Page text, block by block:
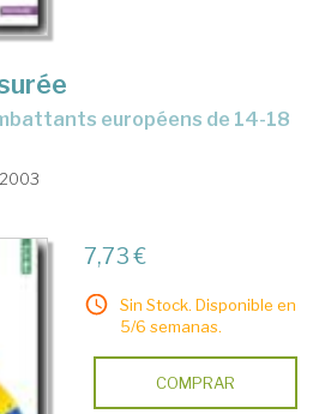
européens de 14-18
7,73 €
Sin Stock. Disponible en
5/6 semanas.
COMPRAR